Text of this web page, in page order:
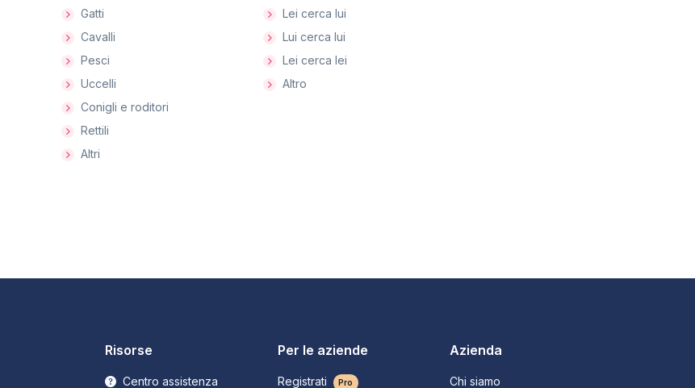
Gatti
Cavalli
Pesci
Uccelli
Conigli e roditori
Rettili
Altri
Lei cerca lui
Lui cerca lui
Lei cerca lei
Altro
Risorse
Centro assistenza
Per le aziende
Registrati Pro
Azienda
Chi siamo